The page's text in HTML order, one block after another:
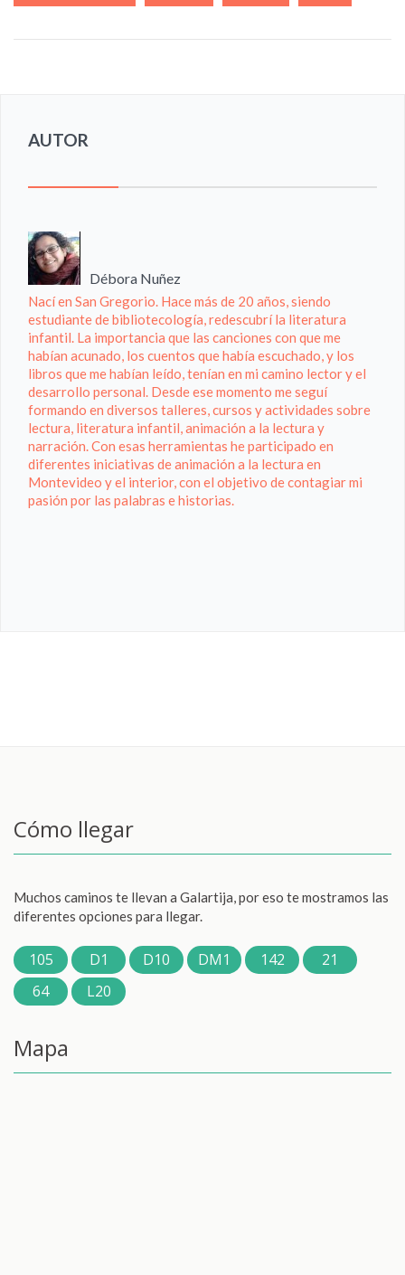
AUTOR
Débora Nuñez
Nací en San Gregorio. Hace más de 20 años, siendo
estudiante de bibliotecología, redescubrí la literatura
infantil. La importancia que las canciones con que me
habían acunado, los cuentos que había escuchado, y los
libros que me habían leído, tenían en mi camino lector y el
desarrollo personal. Desde ese momento me seguí
formando en diversos talleres, cursos y actividades sobre
lectura, literatura infantil, animación a la lectura y
narración. Con esas herramientas he participado en
diferentes iniciativas de animación a la lectura en
Montevideo y el interior, con el objetivo de contagiar mi
pasión por las palabras e historias.
Cómo llegar
Muchos caminos te llevan a Galartija, por eso te mostramos las
diferentes opciones para llegar.
105 D1 D10 DM1 142
21
64
L20
Mapa